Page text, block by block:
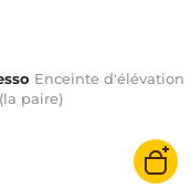
Enceinte d'élévation
paire)